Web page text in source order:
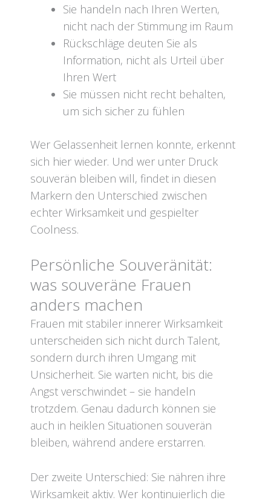
Sie handeln nach Ihren Werten,
nicht nach der Stimmung im Raum
Rückschläge deuten Sie als
Information, nicht als Urteil über
Ihren Wert
Sie müssen nicht recht behalten,
um sich sicher zu fühlen
Wer Gelassenheit lernen konnte, erkennt
sich hier wieder. Und wer unter Druck
souverän bleiben will, findet in diesen
Markern den Unterschied zwischen
echter Wirksamkeit und gespielter
Coolness.
Persönliche Souveränität:
was souveräne Frauen
anders machen
Frauen mit stabiler innerer Wirksamkeit
unterscheiden sich nicht durch Talent,
sondern durch ihren Umgang mit
Unsicherheit. Sie warten nicht, bis die
Angst verschwindet – sie handeln
trotzdem. Genau dadurch können sie
auch in heiklen Situationen souverän
bleiben, während andere erstarren.
Der zweite Unterschied: Sie nähren ihre
Wirksamkeit aktiv. Wer kontinuierlich die